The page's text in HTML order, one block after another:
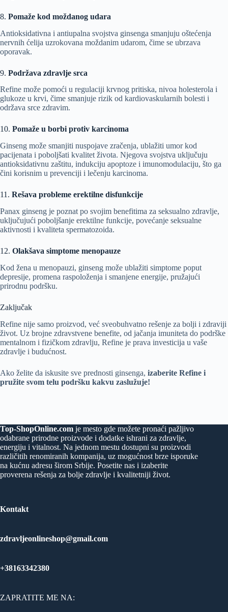
8. Pomaže kod moždanog udara
Antioksidativna i antiupalna svojstva ginsenga smanjuju oštećenja
nervnih ćelija uzrokovana moždanim udarom, čime se ubrzava
oporavak.
9. Podržava zdravlje srca
Refine može pomoći u regulaciji krvnog pritiska, nivoa holesterola i
glukoze u krvi, čime smanjuje rizik od kardiovaskularnih bolesti i
održava srce zdravim.
10. Pomaže u borbi protiv karcinoma
Ginseng može smanjiti nuspojave zračenja, ublažiti umor kod
pacijenata i poboljšati kvalitet života. Njegova svojstva uključuju
antioksidativnu zaštitu, indukciju apoptoze i imunomodulaciju, što ga
čini korisnim u prevenciji i lečenju karcinoma.
11. Rešava probleme erektilne disfunkcije
Panax ginseng je poznat po svojim benefitima za seksualno zdravlje,
uključujući poboljšanje erektilne funkcije, povećanje seksualne
aktivnosti i kvaliteta spermatozoida.
12. Olakšava simptome menopauze
Kod žena u menopauzi, ginseng može ublažiti simptome poput
depresije, promena raspoloženja i smanjene energije, pružajući
prirodnu podršku.
Zaključak
Refine nije samo proizvod, već sveobuhvatno rešenje za bolji i zdraviji
život. Uz brojne zdravstvene benefite, od jačanja imuniteta do podrške
mentalnom i fizičkom zdravlju, Refine je prava investicija u vaše
zdravlje i budućnost.
Ako želite da iskusite sve prednosti ginsenga, izaberite Refine i
pružite svom telu podršku kakvu zaslužuje!
Top-ShopOnline.com je mesto gde možete pronaći pažljivo
odabrane prirodne proizvode i dodatke ishrani za zdravlje,
energiju i vitalnost. Na jednom mestu dostupni su proizvodi
različitih renomiranih kompanija, uz mogućnost brze isporuke
na kućnu adresu širom Srbije. Posetite nas i izaberite
proverena rešenja za bolje zdravlje i kvalitetniji život.
Kontakt
zdravljeonlineshop@gmail.com
+38163342380
ZAPRATITE ME NA: